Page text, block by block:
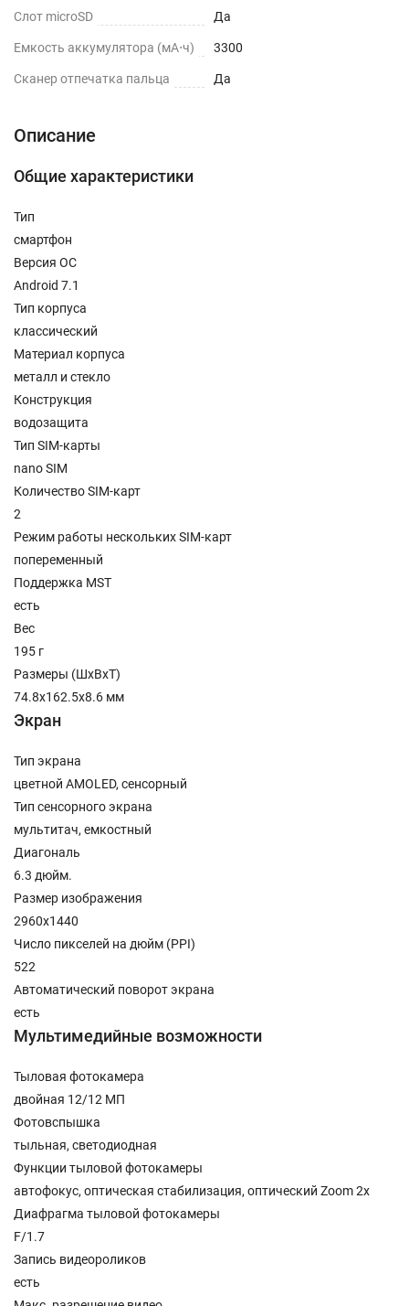
Слот microSD Да
Емкость аккумулятора (мА⋅ч) 3300
Сканер отпечатка пальца Да
Описание
Общие характеристики
Тип
смартфон
Версия ОС
Android 7.1
Тип корпуса
классический
Материал корпуса
металл и стекло
Конструкция
водозащита
Тип SIM-карты
nano SIM
Количество SIM-карт
2
Режим работы нескольких SIM-карт
попеременный
Поддержка MST
есть
Вес
195 г
Размеры (ШxВxТ)
74.8x162.5x8.6 мм
Экран
Тип экрана
цветной AMOLED, сенсорный
Тип сенсорного экрана
мультитач, емкостный
Диагональ
6.3 дюйм.
Размер изображения
2960x1440
Число пикселей на дюйм (PPI)
522
Автоматический поворот экрана
есть
Мультимедийные возможности
Тыловая фотокамера
двойная 12/12 МП
Фотовспышка
тыльная, светодиодная
Функции тыловой фотокамеры
автофокус, оптическая стабилизация, оптический Zoom 2x
Диафрагма тыловой фотокамеры
F/1.7
Запись видеороликов
есть